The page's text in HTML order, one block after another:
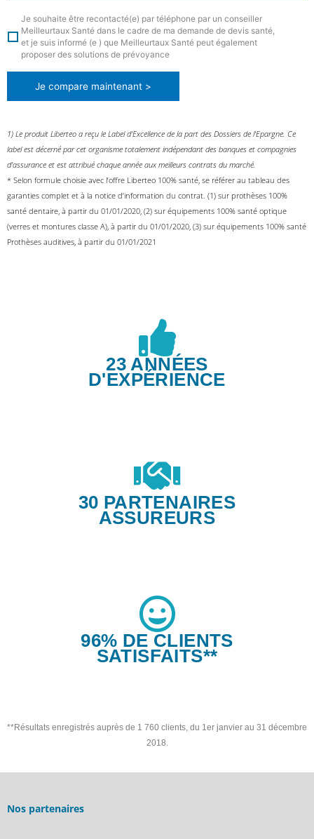
Je souhaite être recontacté(e) par téléphone par un conseiller
Meilleurtaux Santé dans le cadre de ma demande de devis santé,
et je suis informé (e ) que Meilleurtaux Santé peut également
proposer des solutions de prévoyance
Je compare maintenant >
1) Le produit Liberteo a reçu le Label d’Excellence de la part des Dossiers de l’Epargne. Ce
label est décerné par cet organisme totalement indépendant des banques et compagnies
d’assurance et est attribué chaque année aux meilleurs contrats du marché.
* Selon formule choisie avec l’offre Liberteo 100% santé, se référer au tableau des
garanties complet et à la notice d’information du contrat. (1) sur prothèses 100%
santé dentaire, à partir du 01/01/2020, (2) sur équipements 100% santé optique
(verres et montures classe A), à partir du 01/01/2020, (3) sur équipements 100% santé
Prothèses auditives, à partir du 01/01/2021
23 ANNÉES
D'EXPÉRIENCE
30 PARTENAIRES
ASSUREURS
96% DE CLIENTS
SATISFAITS**
**Résultats enregistrés auprès de 1 760 clients, du 1er janvier au 31 décembre
2018.
Nos partenaires